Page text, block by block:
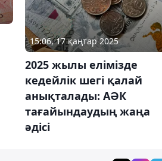
15:06, 17 қаңтар 2025
2025 жылы елімізде
кедейлік шегі қалай
анықталады: АӘК
тағайындаудың жаңа
әдісі